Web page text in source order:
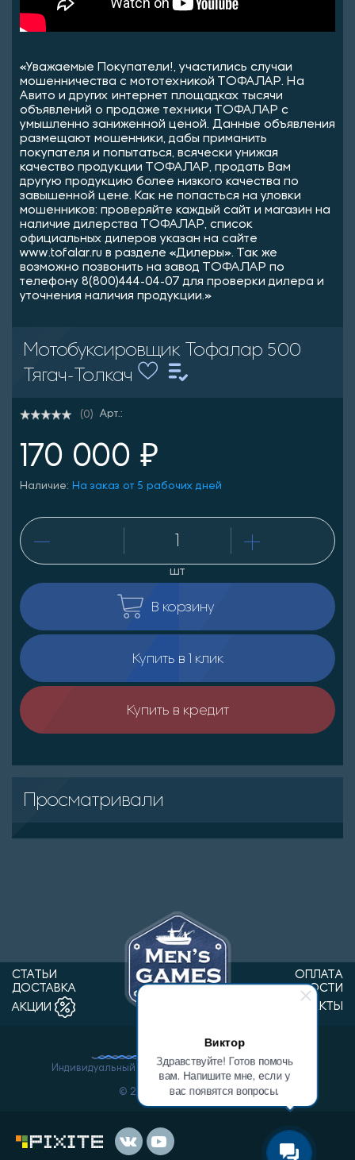
Виктор
Здравствуйте! Готов помочь
вам. Напишите мне, если у
вас появятся вопросы.
«Уважаемые Покупатели!, участились случаи
мошенничества с мототехникой ТОФАЛАР. На
Авито и других интернет площадках тысячи
объявлений о продаже техники ТОФАЛАР с
умышленно заниженной ценой. Данные объявления
размещают мошенники, дабы приманить
покупателя и попытаться, всячески унижая
качество продукции ТОФАЛАР, продать Вам
другую продукцию более низкого качества по
завышенной цене. Как не попасться на уловки
мошенников: проверяйте каждый сайт и магазин на
наличие дилерства ТОФАЛАР, список
официальных дилеров указан на сайте
www.tofalar.ru в разделе «Дилеры». Так же
возможно позвонить на завод ТОФАЛАР по
телефону 8(800)444-04-07 для проверки дилера и
уточнения наличия продукции.»
Мотобуксировщик Тофалар 500
Тягач-Толкач
(0) Арт.:
170 000 ₽
Наличие: На заказ от 5 рабочих дней
шт
В корзину
Купить в 1 клик
Купить в кредит
Просматривали
СТАТЬИ
ОПЛАТА
ДОСТАВКА
НОВОСТИ
АКЦИИ
КОНТАКТЫ
Индивидуальный предприниматель Ванин Виктор
Александрович.
© 2026 «Men'sGames».